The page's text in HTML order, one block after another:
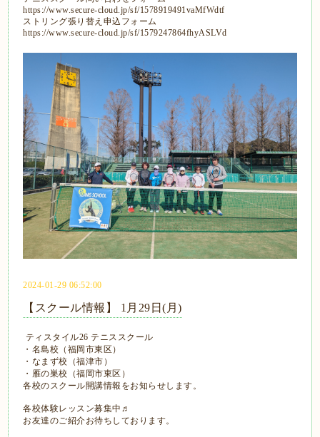
https://www.secure-cloud.jp/sf/1578919491vaMfWdtf
ストリング張り替え申込フォーム
https://www.secure-cloud.jp/sf/1579247864fhyASLVd
2024-01-29 06:52:00
【スクール情報】 1月29日(月)
ティスタイル26 テニススクール
・名島校（福岡市東区）
・なまず校（福津市）
・雁の巣校（福岡市東区）
各校のスクール開講情報をお知らせします。
各校体験レッスン募集中♬
お友達のご紹介お待ちしております。